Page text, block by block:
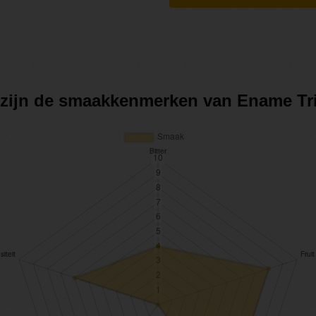
de smaakkenmerken van Ename